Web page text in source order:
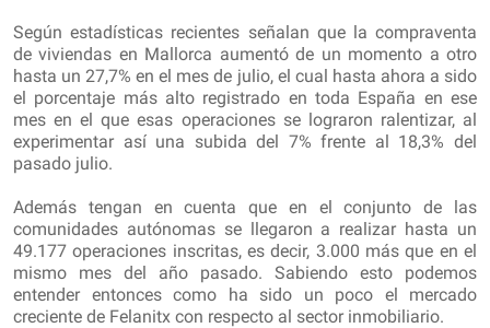
Según estadísticas recientes señalan que la compraventa
de viviendas en Mallorca aumentó de un momento a otro
hasta un 27,7% en el mes de julio, el cual hasta ahora a sido
el porcentaje más alto registrado en toda España en ese
mes en el que esas operaciones se lograron ralentizar, al
experimentar así una subida del 7% frente al 18,3% del
pasado julio.
Además tengan en cuenta que en el conjunto de las
comunidades autónomas se llegaron a realizar hasta un
49.177 operaciones inscritas, es decir, 3.000 más que en el
mismo mes del año pasado. Sabiendo esto podemos
entender entonces como ha sido un poco el mercado
creciente de Felanitx con respecto al sector inmobiliario.